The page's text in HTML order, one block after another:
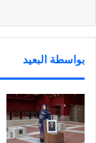
بواسطة البعيد